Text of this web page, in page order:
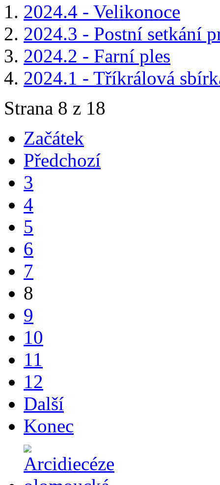
2024.4 - Velikonoce
2024.3 - Postní setkání
2024.2 - Farní ples
2024.1 - Tříkrálová
Strana 8 z 18
Začátek
Předchozí
3
4
5
6
7
8
9
10
11
12
Další
Konec